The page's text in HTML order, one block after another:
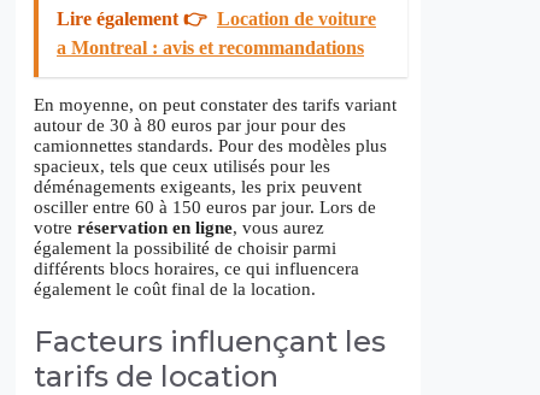
Lire également 👉 Location de voiture
a Montreal : avis et recommandations
En moyenne, on peut constater des tarifs variant
autour de 30 à 80 euros par jour pour des
camionnettes standards. Pour des modèles plus
spacieux, tels que ceux utilisés pour les
déménagements exigeants, les prix peuvent
osciller entre 60 à 150 euros par jour. Lors de
votre réservation en ligne, vous aurez
également la possibilité de choisir parmi
différents blocs horaires, ce qui influencera
également le coût final de la location.
Facteurs influençant les
tarifs de location